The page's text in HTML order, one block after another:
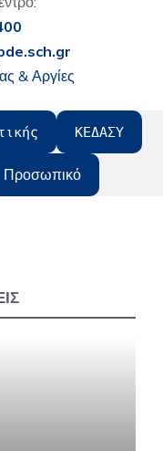
& Αργίες
ΚΕΔΑΣΥ
Προσωπικό